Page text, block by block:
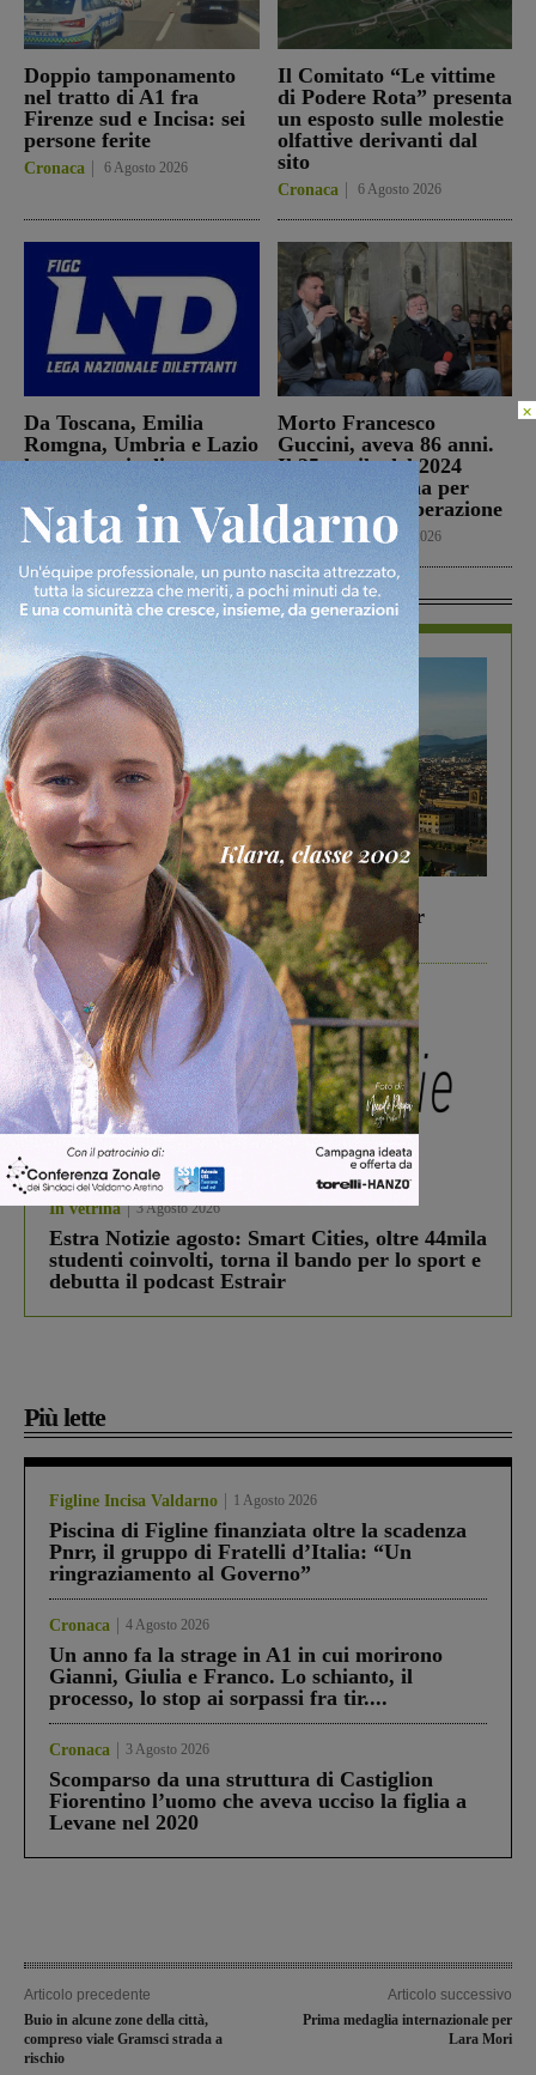
Doppio tamponamento
nel tratto di A1 fra
Firenze sud e Incisa: sei
persone ferite
Cronaca 6 Agosto 2026
Il Comitato “Le vittime
di Podere Rota” presenta
un esposto sulle molestie
olfattive derivanti dal
sito
Cronaca 6 Agosto 2026
Da Toscana, Emilia
Romgna, Umbria e Lazio
le avversarie di
Montevarchi e
Terranuova Traiana
Calcio 6 Agosto 2026
Morto Francesco
Guccini, aveva 86 anni.
Il 25 aprile del 2024
venne a Gropina per
celebrare la Liberazione
Cronaca 6 Agosto 2026
In Vetrina
In vetrina 6 Agosto 2026
Gita di famiglia a Firenze: 5 idee per far
divertire i tuoi figli
In vetrina 3 Agosto 2026
Estra Notizie agosto: Smart Cities, oltre 44mila
studenti coinvolti, torna il bando per lo sport e
debutta il podcast Estrair
Più lette
Figline Incisa Valdarno 1 Agosto 2026
Piscina di Figline finanziata oltre la scadenza
Pnrr, il gruppo di Fratelli d’Italia: “Un
ringraziamento al Governo”
Cronaca 4 Agosto 2026
Un anno fa la strage in A1 in cui morirono
Gianni, Giulia e Franco. Lo schianto, il
processo, lo stop ai sorpassi fra tir....
Cronaca 3 Agosto 2026
Scomparso da una struttura di Castiglion
Fiorentino l’uomo che aveva ucciso la figlia a
Levane nel 2020
Articolo precedente
Buio in alcune zone della città,
compreso viale Gramsci strada a
rischio
Articolo successivo
Prima medaglia internazionale per
Lara Mori
×